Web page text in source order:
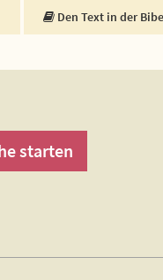
Den Text in der
starten